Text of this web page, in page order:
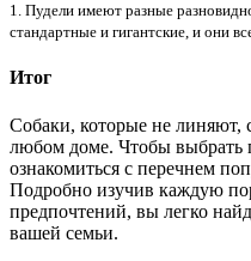
1. Пудели имеют разные
стандартные и гигантские, и они
Итог
Собаки, которые не линяют,
любом доме. Чтобы выбрать
ознакомиться с перечнем
Подробно изучив каждую
предпочтений, вы легко
вашей семьи.